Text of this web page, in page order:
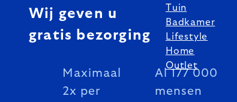
Wij geven u
gratis bezorging
Maximaal
2x per
Al 177 000
mensen
Tuin
Badkamer
Lifestyle
Home
Outlet